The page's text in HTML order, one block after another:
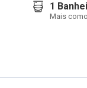
1
Mais